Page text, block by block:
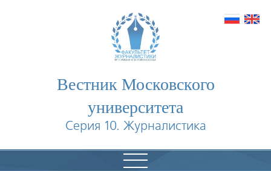
Вестник Московского
университета
Серия 10. Журналистика